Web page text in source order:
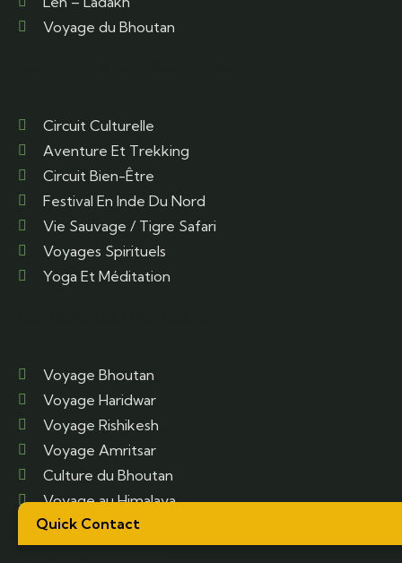
Voyage du Bhoutan
Circuit Culturelle
Aventure Et Trekking
Circuit Bien-Être
Festival En Inde Du Nord
Vie Sauvage / Tigre Safari
Voyages Spirituels
Yoga Et Méditation
Voyage Bhoutan
Voyage Haridwar
Voyage Rishikesh
Voyage Amritsar
Culture du Bhoutan
Voyage au Himalaya
Ferroviaires en Inde
Quick Contact